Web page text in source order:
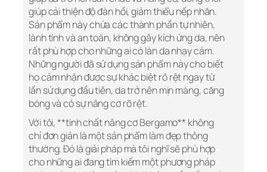
giúp cải thiện độ đàn hồi, giảm thiểu nếp nhăn.
Sản phẩm này chứa các thành phần tự nhiên,
lành tính và an toàn, không gây kích ứng da, nên
rất phù hợp cho những ai có làn da nhạy cảm.
Những người đã sử dụng sản phẩm này cho biết
họ cảm nhận được sự khác biệt rõ rệt ngay từ
lần sử dụng đầu tiên, da trở nên mịn màng, căng
bóng và có sự nâng cơ rõ rệt.
Với tôi, **tinh chất nâng cơ Bergamo** không
chỉ đơn giản là một sản phẩm làm đẹp thông
thường. Đó là giải pháp mà tôi nghĩ sẽ phù hợp
cho những ai đang tìm kiếm một phương pháp